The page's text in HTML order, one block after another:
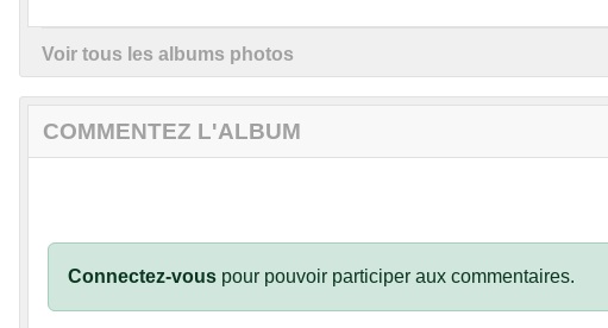
Voir tous les albums photos
COMMENTEZ L'ALBUM
Connectez-vous pour pouvoir participer aux commentaires.